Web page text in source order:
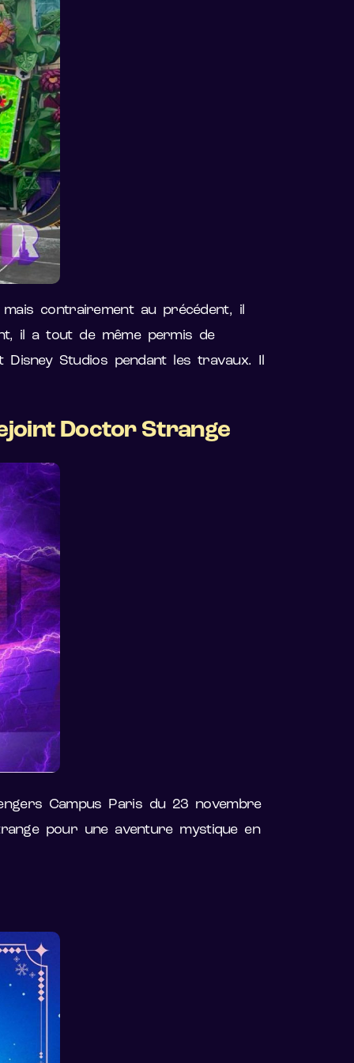
contrairement au précédent, il
il a tout de même permis de
Studios pendant les travaux. Il
Doctor Strange
Campus Paris du 23 novembre
pour une aventure mystique en